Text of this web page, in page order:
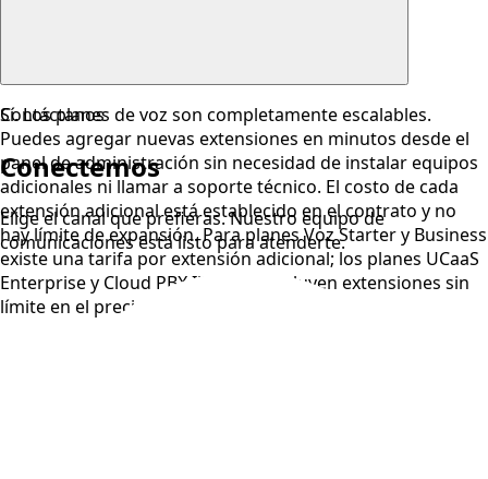
Sí. Los planes de voz son completamente escalables.
Puedes agregar nuevas extensiones en minutos desde el
panel de administración sin necesidad de instalar equipos
adicionales ni llamar a soporte técnico. El costo de cada
extensión adicional está establecido en el contrato y no
hay límite de expansión. Para planes Voz Starter y Business
existe una tarifa por extensión adicional; los planes UCaaS
Enterprise y Cloud PBX Ilimitado incluyen extensiones sin
límite en el precio base.
Contáctanos
Conectemos
Elige el canal que prefieras. Nuestro equipo de
comunicaciones está listo para atenderte.